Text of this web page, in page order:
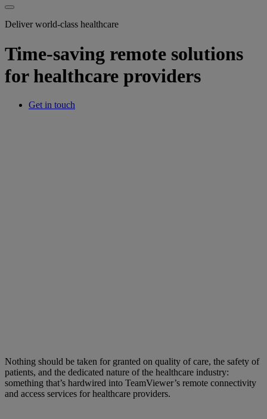
Deliver world-class healthcare
Time-saving remote solutions
for healthcare providers
Get in touch
Nothing should be taken for granted on quality of care, the safety of
patients, and the dedicated nature of the healthcare industry:
something that’s hardwired into TeamViewer’s remote connectivity
and access services for healthcare providers.